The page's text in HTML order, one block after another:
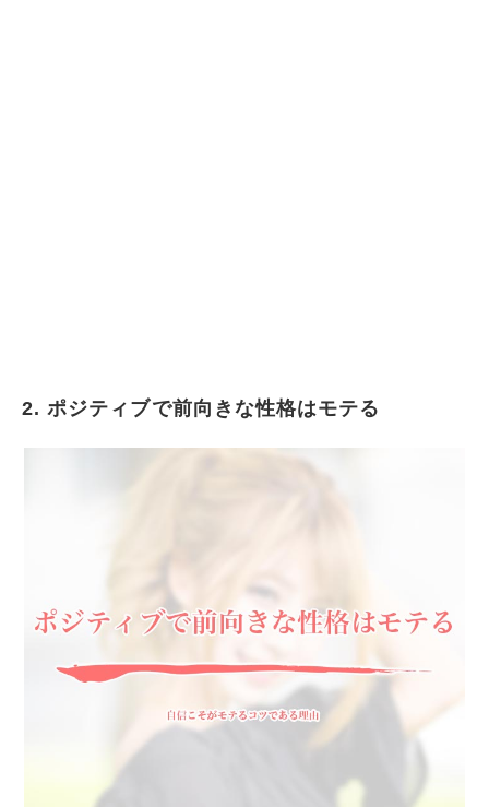
2. ポジティブで前向きな性格はモテる